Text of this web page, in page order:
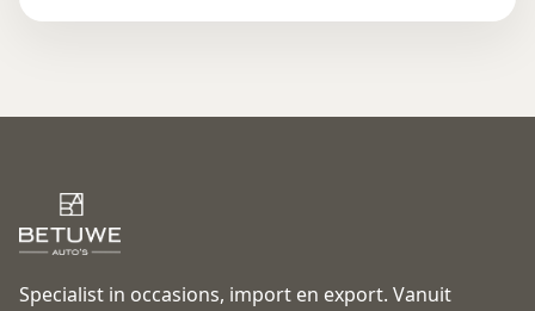
Specialist in occasions, import en export. Vanuit